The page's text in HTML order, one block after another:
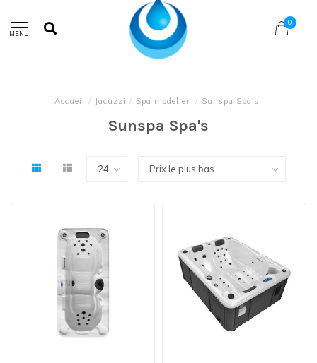
MENU
0
Accueil / Jacuzzi / Spa modellen / Sunspa Spa's
Sunspa Spa's